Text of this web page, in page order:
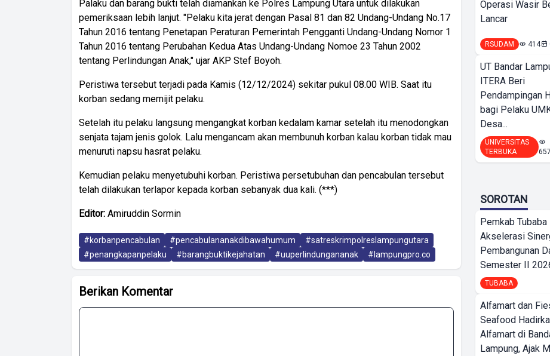
Palaku dan barang bukti telah diamankan ke Polres Lampung Utara untuk dilakukan
pemeriksaan lebih lanjut. "Pelaku kita jerat dengan Pasal 81 dan 82 Undang-Undang No.17
Tahun 2016 tentang Penetapan Peraturan Pemerintah Pengganti Undang-Undang Nomor 1
Tahun 2016 tentang Perubahan Kedua Atas Undang-Undang Nomoe 23 Tahun 2002
tentang Perlindungan Anak," ujar AKP Stef Boyoh.
Peristiwa tersebut terjadi pada Kamis (12/12/2024) sekitar pukul 08.00 WIB. Saat itu
korban sedang memijit pelaku.
Setelah itu pelaku langsung mengangkat korban kedalam kamar setelah itu menodongkan
senjata tajam jenis golok. Lalu mengancam akan membunuh korban kalau korban tidak mau
menuruti napsu hasrat pelaku.
Kemudian pelaku menyetubuhi korban. Peristiwa persetubuhan dan pencabulan tersebut
telah dilakukan terlapor kepada korban sebanyak dua kali. (***)
Editor: Amiruddin Sormin
#korbanpencabulan #pencabulananakdibawahumum
#satreskrimpolreslampungutara
#penangkapanpelaku
#barangbuktikejahatan #uuperlindungananak #lampungpro.co
Berikan Komentar
Operasi Wasir
Lancar
RSUDAM 414
UT Bandar
ITERA Beri
Pendampingan
bagi Pelaku
Desa...
UNIVERSITAS
TERBUKA
657
SOROTAN
Pemkab Tubaba
Akselerasi
Pembangunan
Semester II
TUBABA
Alfamart dan
Seafood
Alfamart di
Lampung, Ajak